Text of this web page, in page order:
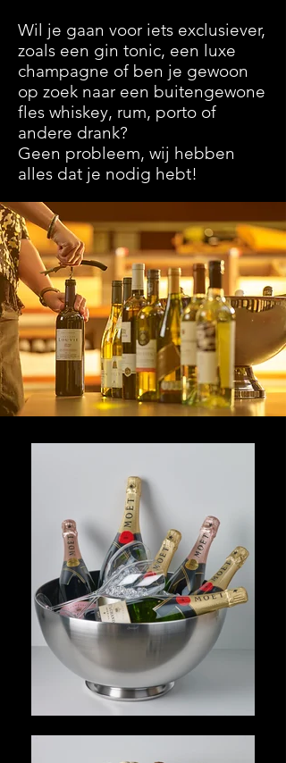
Wil je gaan voor iets exclusiever,
zoals een gin tonic, een luxe
champagne of ben je gewoon
op zoek naar een buitengewone
fles whiskey, rum, porto of
andere drank?
Geen probleem, wij hebben
alles dat je nodig hebt!